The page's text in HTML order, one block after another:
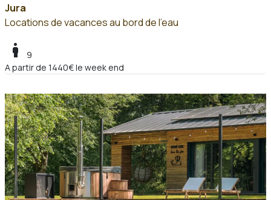
Jura
Locations de vacances au bord de l'eau
boy
9
A partir de 1440€ le week end